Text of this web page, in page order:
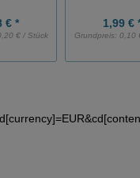
€ *
€ / Stück
1,99 €
Grundpreis: 0,10